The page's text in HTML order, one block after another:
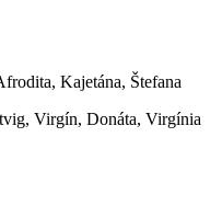
Kajetána, Štefana
Virgín, Donáta, Virgínia